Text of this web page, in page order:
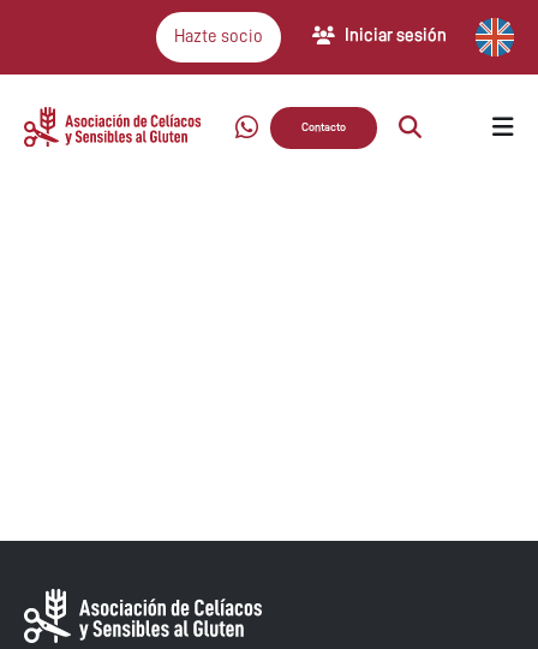
Hazte socio Iniciar sesión
Contacto